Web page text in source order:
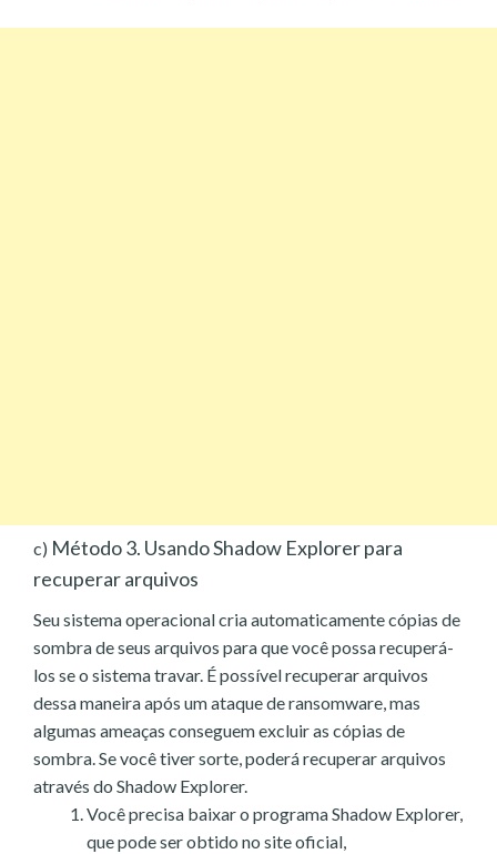
c) Método 3. Usando Shadow Explorer para
recuperar arquivos
Seu sistema operacional cria automaticamente cópias de
sombra de seus arquivos para que você possa recuperá-
los se o sistema travar. É possível recuperar arquivos
dessa maneira após um ataque de ransomware, mas
algumas ameaças conseguem excluir as cópias de
sombra. Se você tiver sorte, poderá recuperar arquivos
através do Shadow Explorer.
Você precisa baixar o programa Shadow Explorer,
que pode ser obtido no site oficial,